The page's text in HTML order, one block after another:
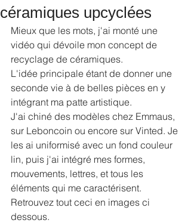
céramiques upcyclées
Mieux que les mots, j'ai monté une
vidéo qui dévoile mon concept de
recyclage de céramiques.
L'idée principale étant de donner une
seconde vie à de belles pièces en y
intégrant ma patte artistique.
J'ai chiné des modèles chez Emmaus,
sur Leboncoin ou encore sur Vinted. Je
les ai uniformisé avec un fond couleur
lin, puis j'ai intégré mes formes,
mouvements, lettres, et tous les
éléments qui me caractérisent.
Retrouvez tout ceci en images ci
dessous.